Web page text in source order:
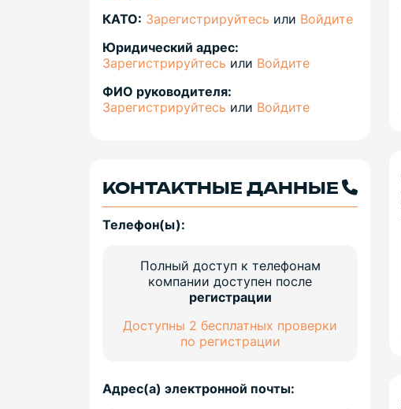
КАТО: Зарегистрируйтесь или Войдите
Юридический адрес:
Зарегистрируйтесь или Войдите
ФИО руководителя:
Зарегистрируйтесь или Войдите
КОНТАКТНЫЕ ДАННЫЕ
Телефон(ы):
Полный доступ к телефонам
компании доступен после
регистрации
Доступны 2 бесплатных проверки
по регистрации
Адрес(а) электронной почты: